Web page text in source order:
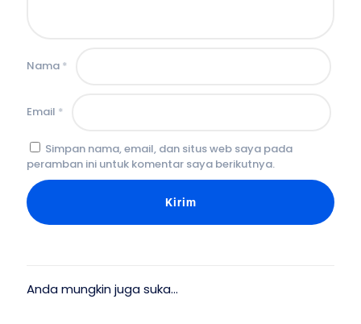
Nama *
Email *
Simpan nama, email, dan situs web saya pada
peramban ini untuk komentar saya berikutnya.
Anda mungkin juga suka…